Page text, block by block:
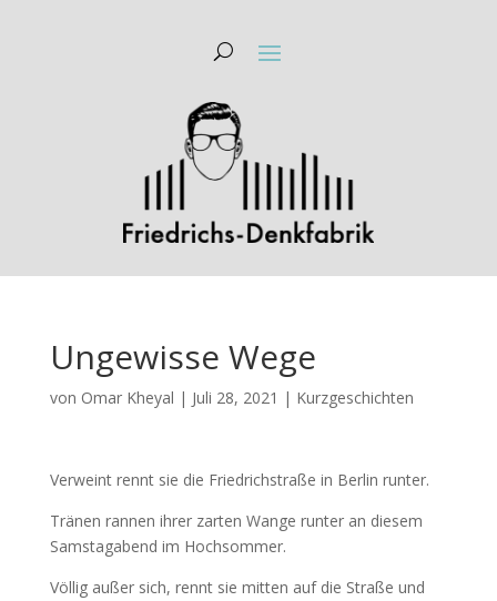
Ungewisse Wege
von Omar Kheyal | Juli 28, 2021 | Kurzgeschichten
Verweint rennt sie die Friedrichstraße in Berlin runter.
Tränen rannen ihrer zarten Wange runter an diesem
Samstagabend im Hochsommer.
Völlig außer sich, rennt sie mitten auf die Straße und